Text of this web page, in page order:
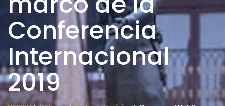
Conferencia
Internacional
2019